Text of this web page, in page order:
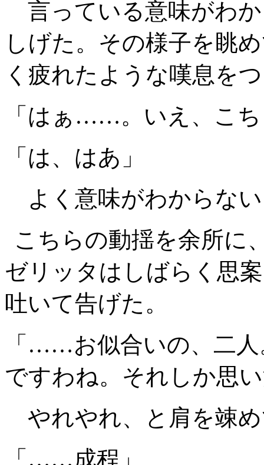
言っている意味がわ
しげた。その様子を眺
く疲れたような嘆息を
「はぁ……。いえ、こ
「は、はあ」
よく意味がわからな
こちらの動揺を余所に
ゼリッタはしばらく思
吐いて告げた。
「……お似合いの、二
ですわね。それしか思
やれやれ、と肩を竦
「……成程」